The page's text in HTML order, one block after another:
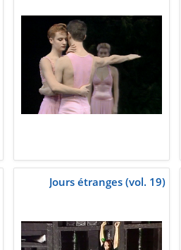
Jours étranges (vol. 19)